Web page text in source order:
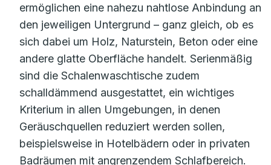
ermöglichen eine nahezu nahtlose Anbindung an
den jeweiligen Untergrund – ganz gleich, ob es
sich dabei um Holz, Naturstein, Beton oder eine
andere glatte Oberfläche handelt. Serienmäßig
sind die Schalenwaschtische zudem
schalldämmend ausgestattet, ein wichtiges
Kriterium in allen Umgebungen, in denen
Geräuschquellen reduziert werden sollen,
beispielsweise in Hotelbädern oder in privaten
Badräumen mit angrenzendem Schlafbereich.